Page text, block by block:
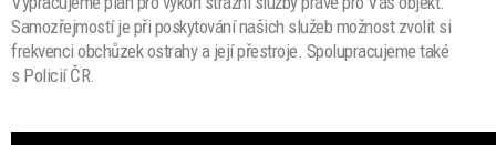
Samozřejmostí je při poskytování našich služeb možnost zvolit si
frekvenci obchůzek ostrahy a její přestroje. Spolupracujeme také
s Policií ČR.